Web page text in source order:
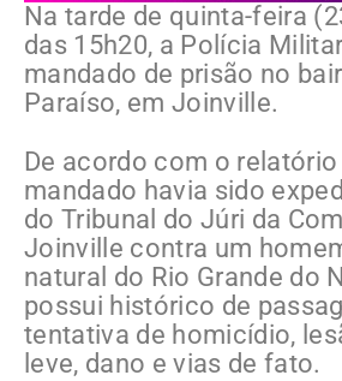
Na tarde de quinta-feira
das 15h20, a Polícia
mandado de prisão no
Paraíso, em Joinville.
De acordo com o
mandado havia sido
do Tribunal do Júri da
Joinville contra um
natural do Rio Grande do
possui histórico de
tentativa de homicídio,
leve, dano e vias de fato.